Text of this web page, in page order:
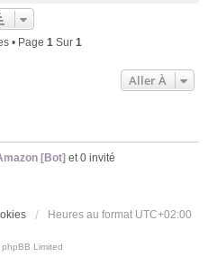
• Page 1Sur 1
Aller À
[Bot] et 0 invité
Heures au format UTC+02:00
Limited